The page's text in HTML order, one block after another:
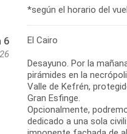
*según el horario del
6 El Cairo
Desayuno. Por la
pirámides en la
Valle de Kefrén,
Gran Esfinge.
Opcionalmente,
dedicado a una sola